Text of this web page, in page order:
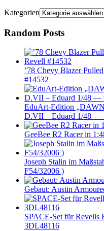
Kategorien
Random Posts
’78 Chevy Blazer
#14532
EduArt-Edition
D.VII – Eduard 1/48 —
GeeBee R2 Racer in
Joseph Stalin im
F54/32006 )
Gebaut: Austin
SPACE-Set für Revells
3DL48116